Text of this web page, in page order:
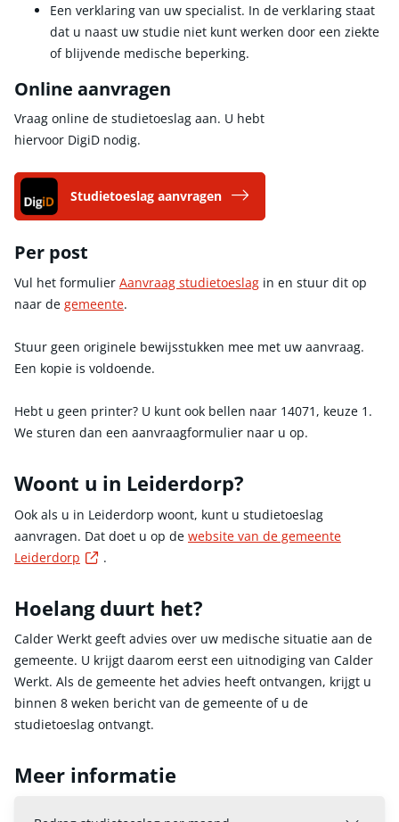
Een verklaring van uw specialist. In de verklaring staat
dat u naast uw studie niet kunt werken door een ziekte
of blijvende medische beperking.
Online aanvragen
Vraag online de studietoeslag aan. U hebt
hiervoor DigiD nodig.
Studietoeslag aanvragen
Per post
Vul het formulier Aanvraag studietoeslag in en stuur dit op
naar de gemeente.
Stuur geen originele bewijsstukken mee met uw aanvraag.
Een kopie is voldoende.
Hebt u geen printer? U kunt ook bellen naar 14071, keuze 1.
We sturen dan een aanvraagformulier naar u op.
Woont u in Leiderdorp?
Ook als u in Leiderdorp woont, kunt u studietoeslag
aanvragen. Dat doet u op de website van de gemeente
Leiderdorp
.
Hoelang duurt het?
Calder Werkt geeft advies over uw medische situatie aan de
gemeente. U krijgt daarom eerst een uitnodiging van Calder
Werkt. Als de gemeente het advies heeft ontvangen, krijgt u
binnen 8 weken bericht van de gemeente of u de
studietoeslag ontvangt.
Meer informatie